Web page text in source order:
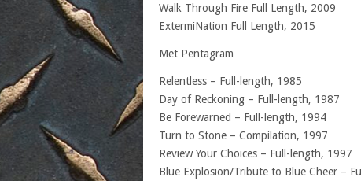
Walk Through Fire Full Length, 2009
ExtermiNation Full Length, 2015
Met Pentagram
Relentless – Full-length, 1985
Day of Reckoning – Full-length, 1987
Be Forewarned – Full-length, 1994
Turn to Stone – Compilation, 1997
Review Your Choices – Full-length, 1997
Blue Explosion/Tribute to Blue Cheer –